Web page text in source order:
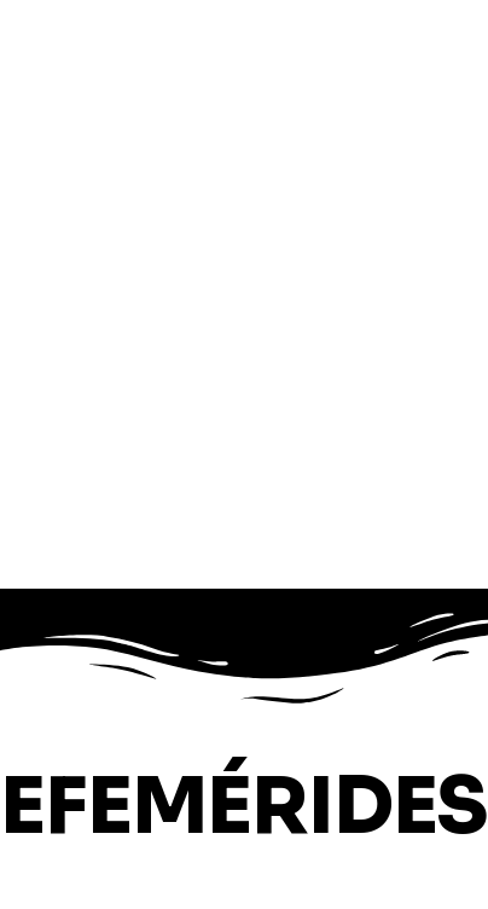
EFEMÉRIDES